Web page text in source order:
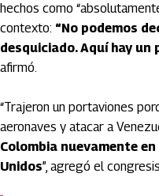
hechos como
contexto: “No podemos
desquiciado. Aquí hay
afirmó.
“Trajeron un portaviones
aeronaves y atacar a
Colombia nuevamente
Unidos”, agregó el